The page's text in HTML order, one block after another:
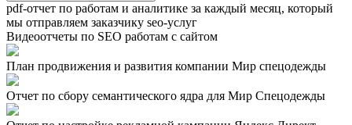
pdf-отчет по работам и аналитике за каждый месяц, который
мы отправляем заказчику seo-услуг
Видеоотчеты по SEO работам с сайтом
План продвижения и развития компании Мир спецодежды
Отчет по сбору семантического ядра для Мир Спецодежды